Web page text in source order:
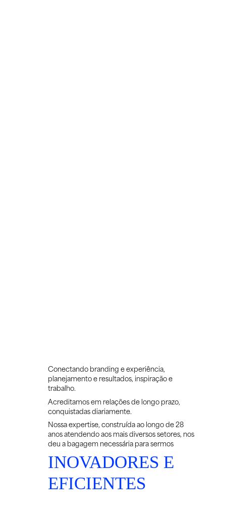
Conectando branding e experiência,
planejamento e resultados, inspiração e
trabalho.
Acreditamos em relações de longo prazo,
conquistadas diariamente.
Nossa expertise, construída ao longo de 28
anos atendendo aos mais diversos setores, nos
deu a bagagem necessária para sermos
INOVADORES E
EFICIENTES